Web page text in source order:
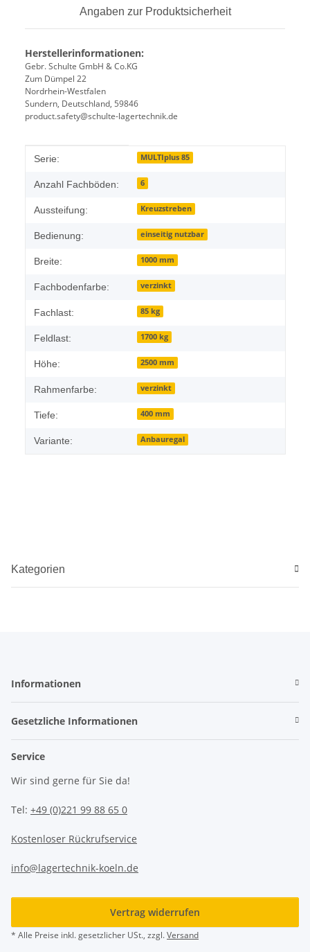
Angaben zur Produktsicherheit
Herstellerinformationen:
Gebr. Schulte GmbH & Co.KG
Zum Dümpel 22
Nordrhein-Westfalen
Sundern, Deutschland, 59846
product.safety@schulte-lagertechnik.de
Produkteigenschaft
Wert
Serie: MULTIplus 85
Anzahl Fachböden: 6
Aussteifung: Kreuzstreben
Bedienung: einseitig nutzbar
Breite: 1000 mm
Fachbodenfarbe: verzinkt
Fachlast: 85 kg
Feldlast: 1700 kg
Höhe: 2500 mm
Rahmenfarbe: verzinkt
Tiefe: 400 mm
Variante: Anbauregal
Kategorien
Informationen
Gesetzliche Informationen
Service
Wir sind gerne für Sie da!
Tel: +49 (0)221 99 88 65 0
Kostenloser Rückrufservice
info@lagertechnik-koeln.de
Vertrag widerrufen
* Alle Preise inkl. gesetzlicher USt., zzgl.Versand